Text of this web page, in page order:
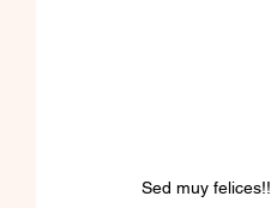
Sed muy felices!!